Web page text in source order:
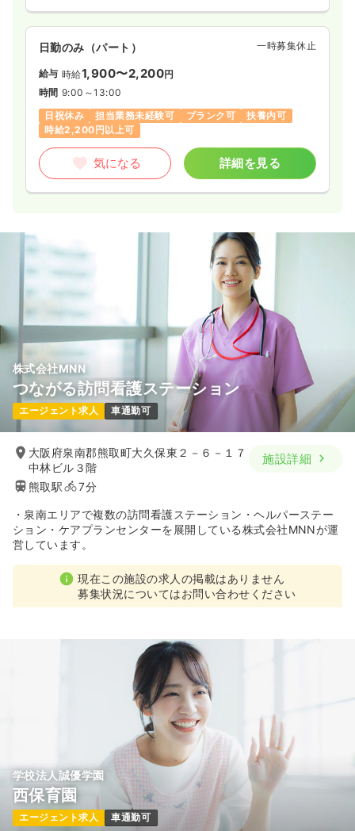
日勤のみ（パート） 一時募集休止
給与 時給1,900〜2,200円
時間 9:00～13:00
日祝休み
担当業務未経験可 ブランク可
扶養内可
時給2,200円以上可
気になる 詳細を見る
株式会社MNN
つながる訪問看護ステーション
エージェント求人 車通勤可
大阪府泉南郡熊取町大久保東２－６－１７
中林ビル３階
熊取駅
7分
施設詳細
・泉南エリアで複数の訪問看護ステーション・ヘルパーステー
ション・ケアプランセンターを展開している株式会社MNNが運
営しています。
現在この施設の求人の掲載はありません
募集状況についてはお問い合わせください
学校法人誠優学園
西保育園
エージェント求人 車通勤可